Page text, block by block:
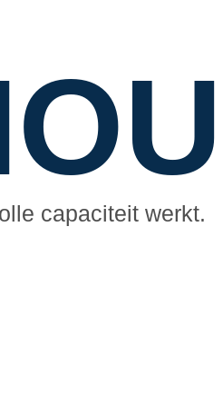
capaciteit werkt.